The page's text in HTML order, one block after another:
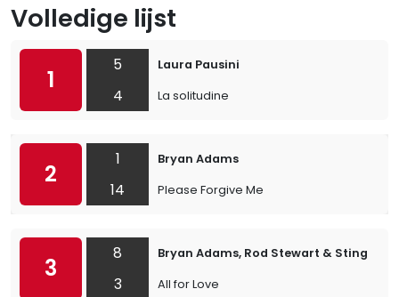
Volledige lijst
1
5
4
Laura Pausini
La solitudine
2
1
14
Bryan Adams
Please Forgive Me
3
8
3
Bryan Adams, Rod Stewart & Sting
All for Love